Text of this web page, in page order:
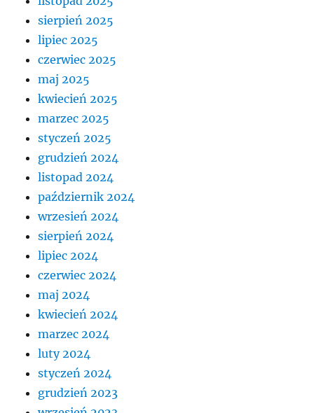
sierpień 2025
lipiec 2025
czerwiec 2025
maj 2025
kwiecień 2025
marzec 2025
styczeń 2025
grudzień 2024
listopad 2024
październik 2024
wrzesień 2024
sierpień 2024
lipiec 2024
czerwiec 2024
maj 2024
kwiecień 2024
marzec 2024
luty 2024
styczeń 2024
grudzień 2023